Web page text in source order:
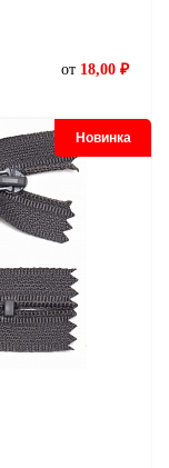
от 18,00 ₽
Новинка